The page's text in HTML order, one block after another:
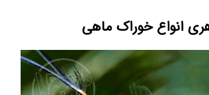
انواع خوراک ماهی